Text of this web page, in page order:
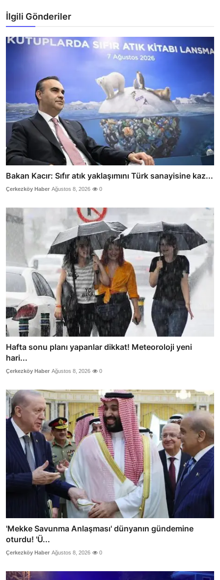
İlgili Gönderiler
Bakan Kacır: Sıfır atık yaklaşımını Türk sanayisine kaz...
Çerkezköy Haber Ağustos 8, 2026 0
Hafta sonu planı yapanlar dikkat! Meteoroloji yeni
hari...
Çerkezköy Haber Ağustos 8, 2026 0
'Mekke Savunma Anlaşması' dünyanın gündemine
oturdu! 'Ü...
Çerkezköy Haber Ağustos 8, 2026 0